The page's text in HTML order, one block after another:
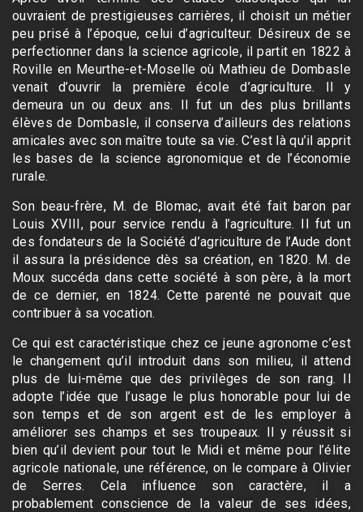
ouvraient de prestigieuses carrières, il choisit un métier
peu prisé à l’époque, celui d’agriculteur. Désireux de se
perfectionner dans la science agricole, il partit en 1822 à
Roville en Meurthe-et-Moselle où Mathieu de Dombasle
venait d’ouvrir la première école d’agriculture. Il y
demeura un ou deux ans. Il fut un des plus brillants
élèves de Dombasle, il conserva d’ailleurs des relations
amicales avec son maître toute sa vie. C’est là qu’il apprit
les bases de la science agronomique et de l’économie
rurale.
Son beau-frère, M. de Blomac, avait été fait baron par
Louis XVIII, pour service rendu à l’agriculture. Il fut un
des fondateurs de la Société d’agriculture de l’Aude dont
il assura la présidence dès sa création, en 1820. M. de
Moux succéda dans cette société à son père, à la mort
de ce dernier, en 1824. Cette parenté ne pouvait que
contribuer à sa vocation.
Ce qui est caractéristique chez ce jeune agronome c’est
le changement qu’il introduit dans son milieu, il attend
plus de lui-même que des privilèges de son rang. Il
adopte l’idée que l’usage le plus honorable pour lui de
son temps et de son argent est de les employer à
améliorer ses champs et ses troupeaux. Il y réussit si
bien qu’il devient pour tout le Midi et même pour l’élite
agricole nationale, une référence, on le compare à Olivier
de Serres. Cela influence son caractère, il a
probablement conscience de la valeur de ses idées,